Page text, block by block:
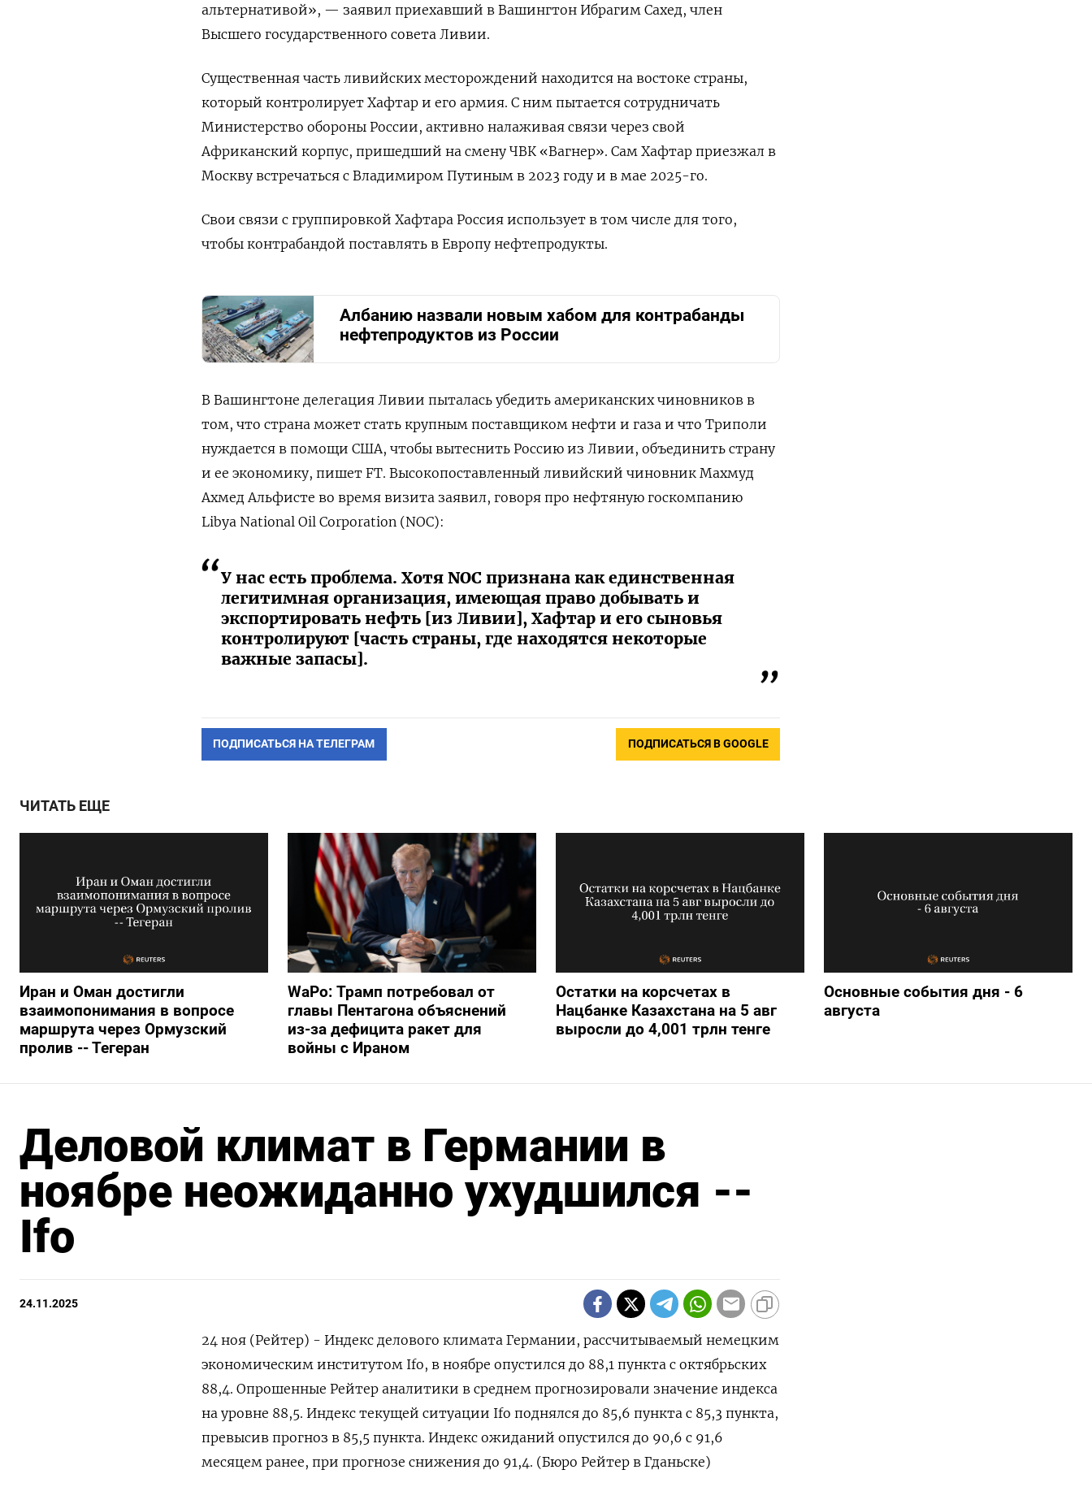
альтернативой», — заявил приехавший в Вашингтон Ибрагим Сахед, член
Высшего государственного совета Ливии.
Существенная часть ливийских месторождений находится на востоке страны,
который контролирует Хафтар и его армия. С ним пытается сотрудничать
Министерство обороны России, активно налаживая связи через свой
Африканский корпус, пришедший на смену ЧВК «Вагнер». Сам Хафтар приезжал в
Москву встречаться с Владимиром Путиным в 2023 году и в мае 2025-го.
Свои связи с группировкой Хафтара Россия использует в том числе для того,
чтобы контрабандой поставлять в Европу нефтепродукты.
Албанию назвали новым хабом для контрабанды
нефтепродуктов из России
В Вашингтоне делегация Ливии пыталась убедить американских чиновников в
том, что страна может стать крупным поставщиком нефти и газа и что Триполи
нуждается в помощи США, чтобы вытеснить Россию из Ливии, объединить страну
и ее экономику, пишет FT. Высокопоставленный ливийский чиновник Махмуд
Ахмед Альфисте во время визита заявил, говоря про нефтяную госкомпанию
Libya National Oil Corporation (NOC):
У нас есть проблема. Хотя NOC признана как единственная
легитимная организация, имеющая право добывать и
экспортировать нефть [из Ливии], Хафтар и его сыновья
контролируют [часть страны, где находятся некоторые
важные запасы].
ПОДПИСАТЬСЯ НА ТЕЛЕГРАМ ПОДПИСАТЬСЯ В GOOGLE
ЧИТАТЬ ЕЩЕ
Иран и Оман достигли
взаимопонимания в вопросе
маршрута через Ормузский
пролив -- Тегеран
WaPo: Трамп потребовал от
главы Пентагона объяснений
из-за дефицита ракет для
войны с Ираном
Остатки на корсчетах в
Нацбанке Казахстана на 5 авг
выросли до 4,001 трлн тенге
Основные события дня - 6
августа
Деловой климат в Германии в
ноябре неожиданно ухудшился --
Ifo
24.11.2025
24 ноя (Рейтер) - Индекс делового климата Германии, рассчитываемый немецким
экономическим институтом Ifo, в ноябре опустился до 88,1 пункта с октябрьских
88,4. Опрошенные Рейтер аналитики в среднем прогнозировали значение индекса
на уровне 88,5. Индекс текущей ситуации Ifo поднялся до 85,6 пункта с 85,3 пункта,
превысив прогноз в 85,5 пункта. Индекс ожиданий опустился до 90,6 с 91,6
месяцем ранее, при прогнозе снижения до 91,4. (Бюро Рейтер в Гданьске)